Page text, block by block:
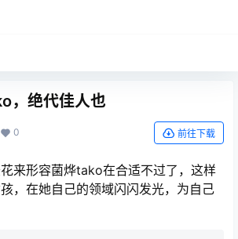
，绝代佳人也
0 前往下载
来形容菌烨tako在合适不过了，这样
，在她自己的领域闪闪发光，为自己